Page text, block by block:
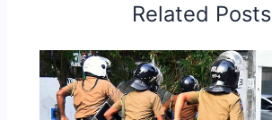
Related Posts